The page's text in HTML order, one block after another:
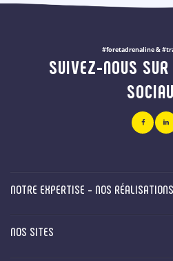
#foretadrenaline &
SUIVEZ-NOUS
NOTRE EXPERTISE - NOS RÉALISATIONS
NOS SITES